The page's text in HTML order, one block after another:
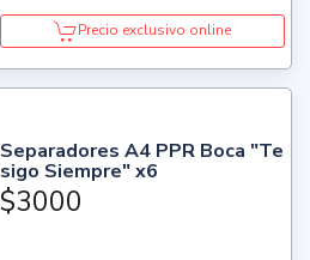
Precio exclusivo online
Separadores A4 PPR Boca "Te
sigo Siempre" x6
$3000